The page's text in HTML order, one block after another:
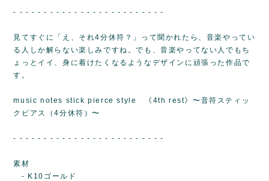
- - - - - - - - - - - - - - - - - - - - - - - - -
見てすぐに「え、それ4分休符？」って聞かれたら、音楽やってい
る人しか解らない楽しみですね。でも、音楽やってない人でもち
ょっとイイ、身に着けたくなるようなデザインに頑張った作品で
す。
music notes stick pierce style 《4th rest》〜音符スティッ
クピアス（4分休符）〜
- - - - - - - - - - - - - - - - - - - - - - - - -
素材
- K10ゴールド